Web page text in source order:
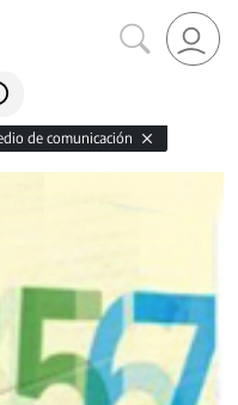
de comunicación